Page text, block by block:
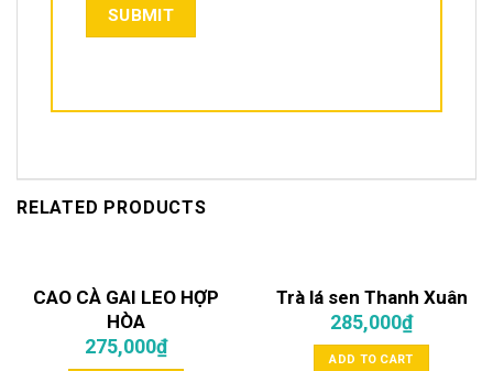
RELATED PRODUCTS
CAO CÀ GAI LEO HỢP
HÒA
275,000₫
Trà lá sen Thanh Xuân
285,000₫
ADD TO CART